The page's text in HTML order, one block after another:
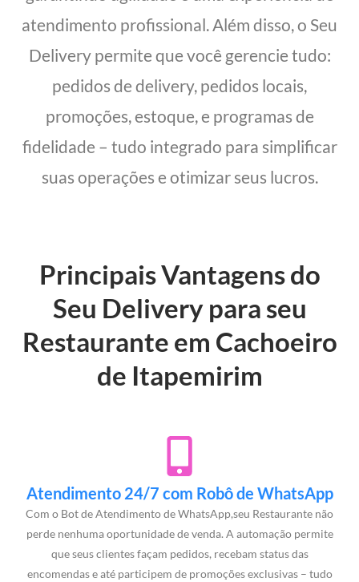
atendimento profissional. Além disso, o Seu
Delivery permite que você gerencie tudo:
pedidos de delivery, pedidos locais,
promoções, estoque, e programas de
fidelidade – tudo integrado para simplificar
suas operações e otimizar seus lucros.
Principais Vantagens do
Seu Delivery para seu
Restaurante em Cachoeiro
de Itapemirim
Atendimento 24/7 com Robô de WhatsApp
Com o Bot de Atendimento de WhatsApp,seu Restaurante não
perde nenhuma oportunidade de venda. A automação permite
que seus clientes façam pedidos, recebam status das
encomendas e até participem de promoções exclusivas – tudo